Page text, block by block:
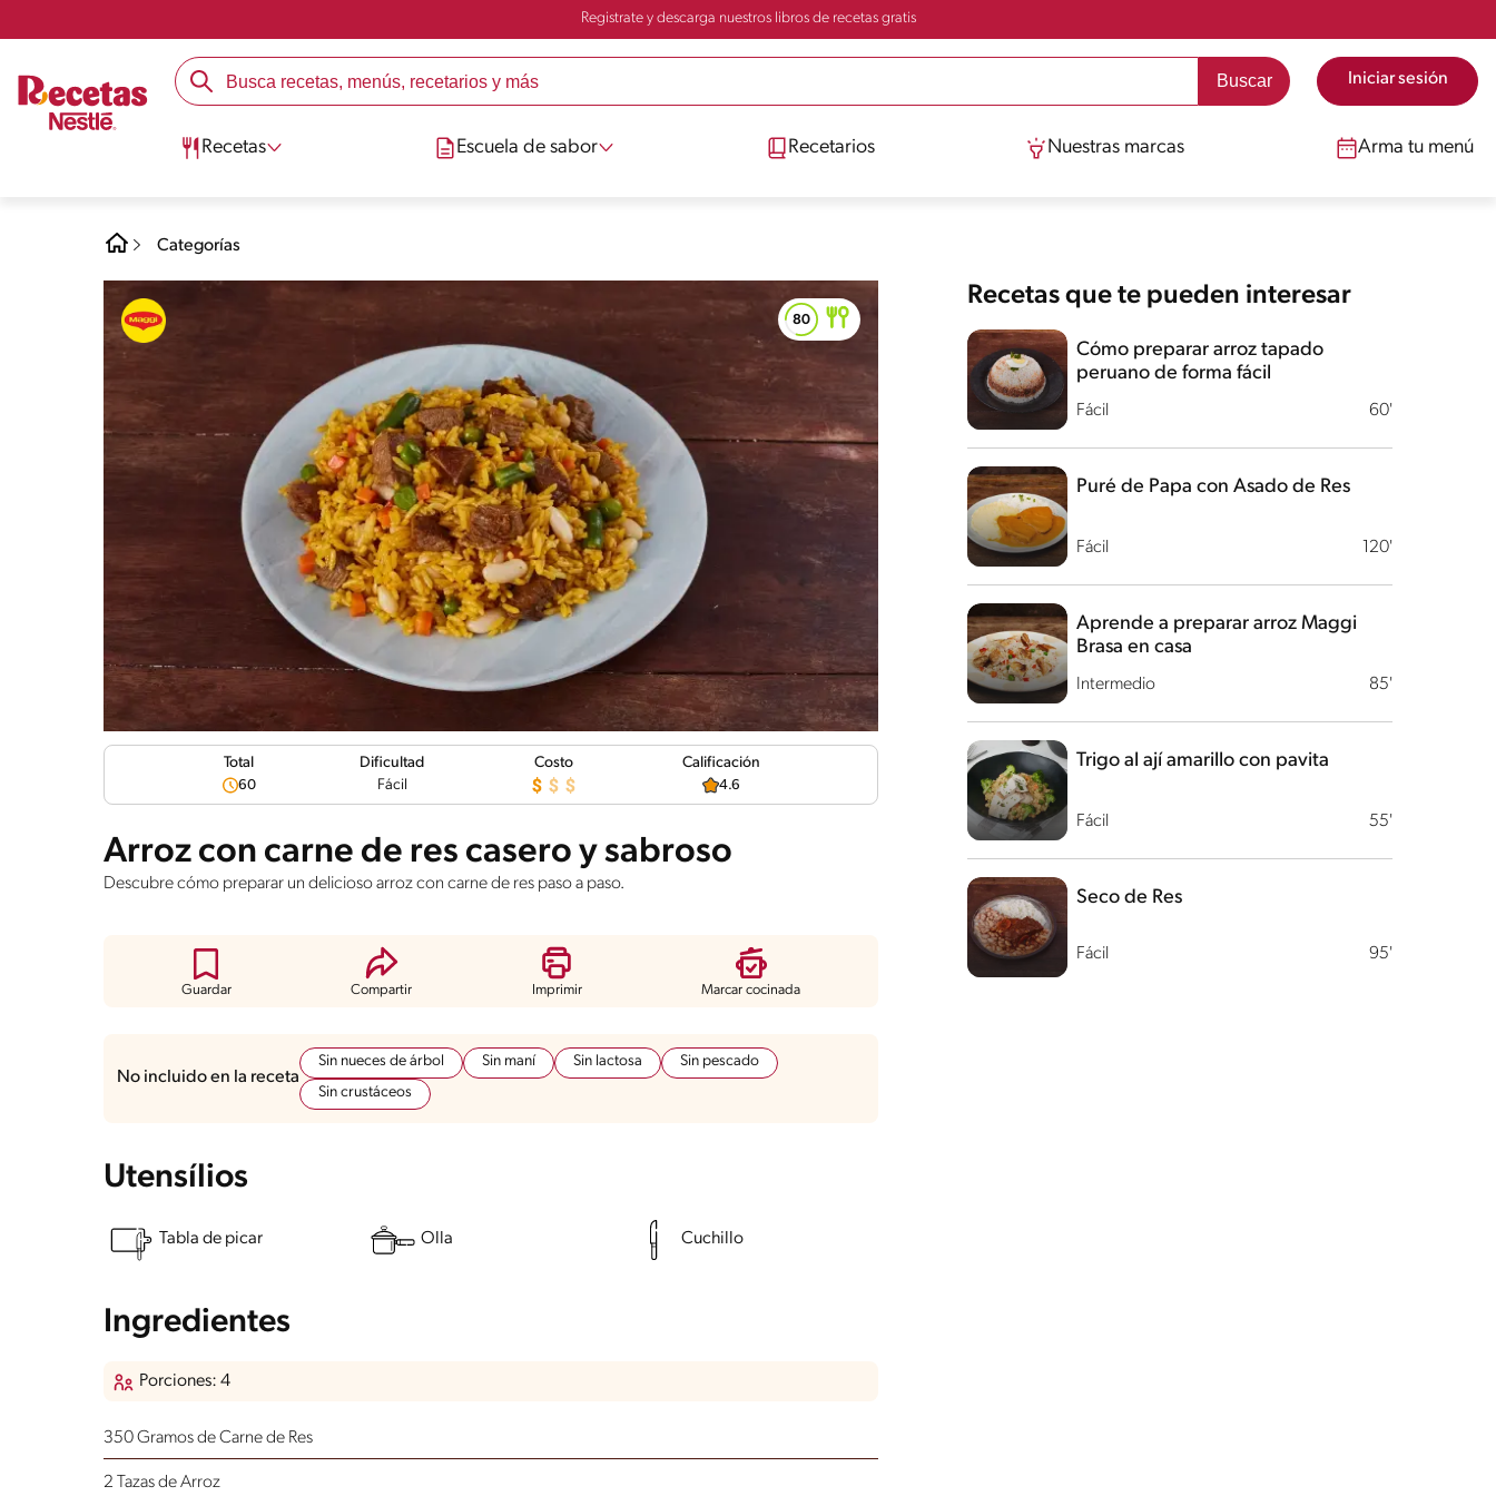
Registrate y descarga nuestros libros de recetas gratis
Iniciar sesión
Recetas Escuela de sabor Recetarios Nuestras marcas Arma tu menú
Categorías
Total
60
Dificultad
Fácil
Costo Calificación
4.6
Arroz con carne de res casero y sabroso
Descubre cómo preparar un delicioso arroz con carne de res paso a paso.
Guardar Compartir Imprimir Marcar cocinada
No incluido en la receta
Sin nueces de árbol Sin maní Sin lactosa
Sin pescado
Sin crustáceos
Utensílios
Tabla de picar Olla Cuchillo
Ingredientes
Porciones: 4
350 Gramos de Carne de Res
2 Tazas de Arroz
Recetas que te pueden interesar
Fácil 60'
Cómo preparar arroz tapado
peruano de forma fácil
Fácil 120'
Puré de Papa con Asado de Res
Intermedio 85'
Aprende a preparar arroz Maggi
Brasa en casa
Fácil 55'
Trigo al ají amarillo con pavita
Fácil 95'
Seco de Res